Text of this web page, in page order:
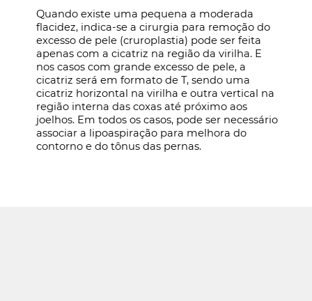
Quando existe uma pequena a moderada
flacidez, indica-se a cirurgia para remoção do
excesso de pele (cruroplastia) pode ser feita
apenas com a cicatriz na região da virilha. E
nos casos com grande excesso de pele, a
cicatriz será em formato de T, sendo uma
cicatriz horizontal na virilha e outra vertical na
região interna das coxas até próximo aos
joelhos. Em todos os casos, pode ser necessário
associar a lipoaspiração para melhora do
contorno e do tônus das pernas.